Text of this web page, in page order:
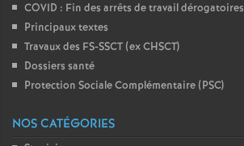
COVID : Fin des arrêts de travail dérogatoires
Principaux textes
Travaux des FS-SSCT (ex CHSCT)
Dossiers santé
Protection Sociale Complémentaire (PSC)
NOS CATÉGORIES